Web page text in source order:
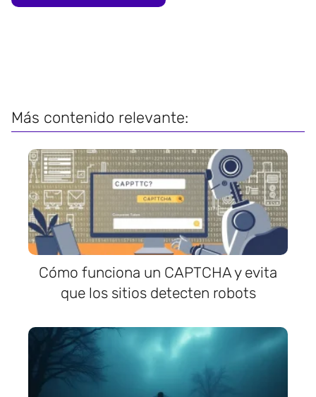
Más contenido relevante:
Cómo funciona un CAPTCHA y evita
que los sitios detecten robots